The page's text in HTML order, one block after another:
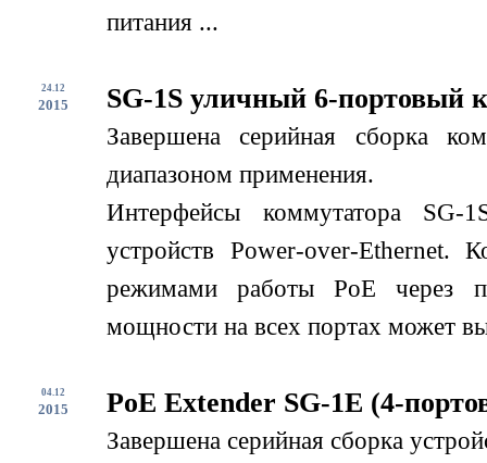
питания ...
24.12
2015 SG-1S уличный 6-портовый
Завершена серийная сборка
диапазоном применения.
Интерфейсы коммутатора SG-
устройств Power-over-Ethernet.
режимами работы PoE через
мощности на всех портах может
04.12
2015 PoE Extender SG-1E (4-
Завершена серийная сборка